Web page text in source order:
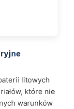
litowych
które nie
warunków